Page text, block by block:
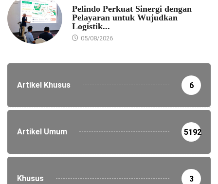
Pelindo Perkuat Sinergi dengan
Pelayaran untuk Wujudkan
Logistik...
05/08/2026
Artikel Khusus 6
Artikel Umum 5192
Khusus 3